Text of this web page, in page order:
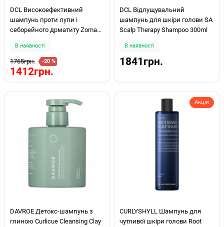
DCL Високоефективний
шампунь проти лупи і
себорейного дрматиту Zoma
В наявності
1765грн. -20 %
1412грн.
DCL Відлущувальний
шампунь для шкіри голови SA
Scalp Therapy Shampoo 300ml
В наявності
1841грн.
DAVROE Детокс-шампунь з
глиною Curlicue Cleansing Clay
Акція
CURLYSHYLL Шампунь для
чутливої шкіри голови Root